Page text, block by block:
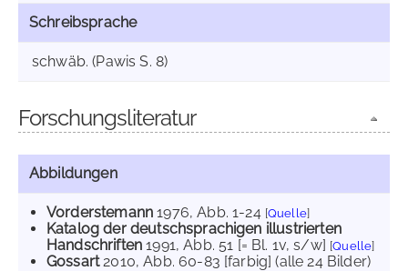
Schreibsprache
schwäb. (Pawis S. 8)
Forschungsliteratur
Abbildungen
Vorderstemann 1976, Abb. 1-24 [Quelle]
Katalog der deutschsprachigen illustrierten
Handschriften 1991, Abb. 51 [= Bl. 1v, s/w] [Quelle]
Gossart2010, Abb. 60-83 [farbig] (alle 24 Bilder)